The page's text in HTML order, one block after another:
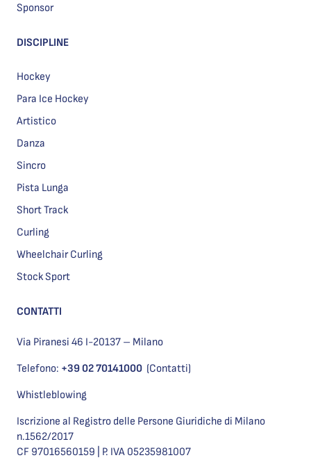
Sponsor
DISCIPLINE
Hockey
Para Ice Hockey
Artistico
Danza
Sincro
Pista Lunga
Short Track
Curling
Wheelchair Curling
Stock Sport
CONTATTI
Via Piranesi 46 I-20137 – Milano
Telefono: +39 02 70141000 (Contatti)
Whistleblowing
Iscrizione al Registro delle Persone Giuridiche di Milano
n.1562/2017
CF 97016560159 | P. IVA 05235981007